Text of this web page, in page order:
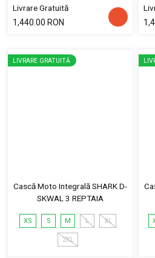
Livrare Gratuită
1,440.00 RON
LIVRARE GRATUITĂ
Cască Moto Integrală SHARK D-
SKWAL 3 REPTAIA
XS S M L XL
2XL